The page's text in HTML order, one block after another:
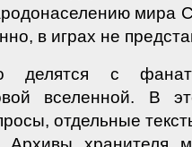
мира
в играх не
делятся с
вселенной. В
отдельные